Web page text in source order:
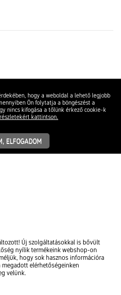
hogy a weboldal a lehető legjobb
Ön folytatja a böngészést a
nincs kifogása a tőlünk érkező cookie-k
kattintson.
ELFOGADOM
Új szolgáltatásokkal is bővült
nyílik termékeink webshop-on
hogy sok hasznos információra
elérhetőségeinken
velünk.